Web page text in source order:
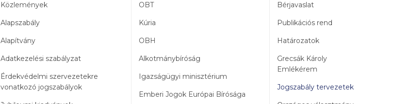
Közlemények
Alapszabály
Alapítvány
Adatkezelési szabályzat
Érdekvédelmi szervezetekre
vonatkozó jogszabályok
OBT
Kúria
OBH
Alkotmánybíróság
Igazságügyi minisztérium
Emberi Jogok Európai Bírósága
Bérjavaslat
Publikációs rend
Határozatok
Grecsák Károly
Emlékérem
Jogszabály tervezetek